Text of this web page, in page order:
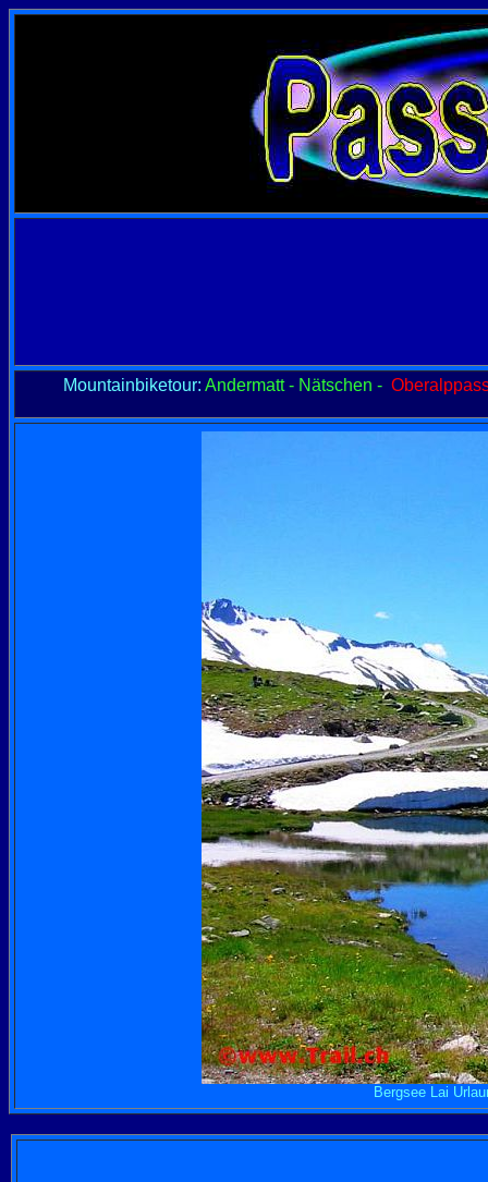
Mountainbiketour: Andermatt - Nätschen -
Bergsee Lai